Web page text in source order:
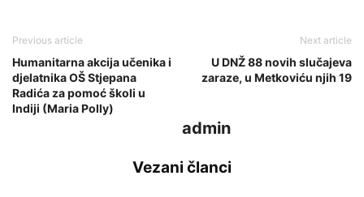
Previous article
Humanitarna akcija učenika i
djelatnika OŠ Stjepana
Radića za pomoć školi u
Indiji (Maria Polly)
Next article
U DNŽ 88 novih slučajeva
zaraze, u Metkoviću njih 19
admin
Vezani članci